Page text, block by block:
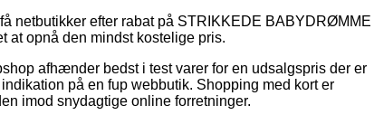
netbutikker efter rabat på STRIKKEDE BABYDRØMME
at opnå den mindst kostelige pris.
afhænder bedst i test varer for en udsalgspris der er
på en fup webbutik. Shopping med kort er
imod snydagtige online forretninger.